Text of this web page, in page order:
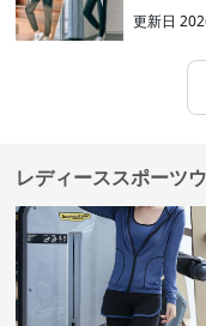
更新日
レディーススポーツ